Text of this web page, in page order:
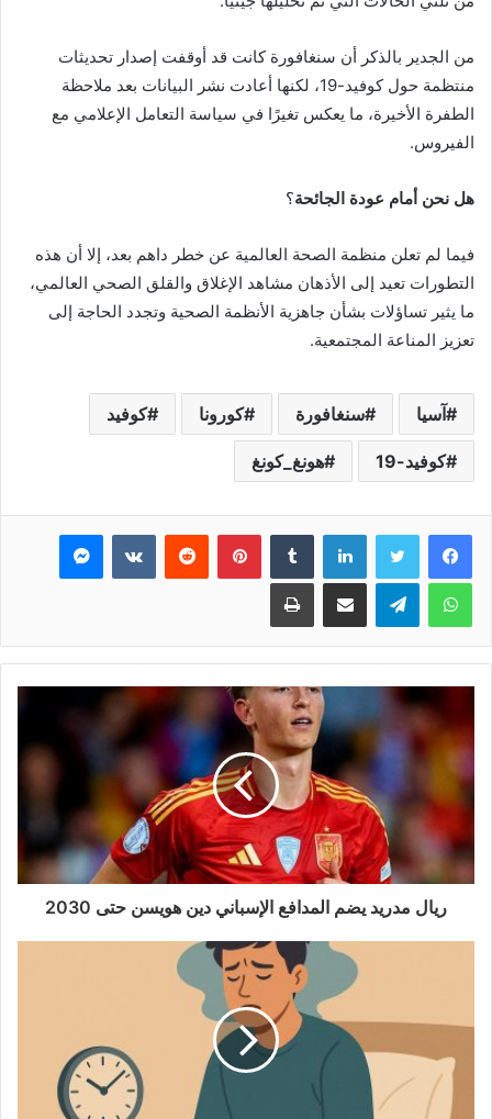
من الجدير بالذكر أن سنغافورة كانت قد أوقفت إصدار تحديثات
منتظمة حول كوفيد-19، لكنها أعادت نشر البيانات بعد ملاحظة
الطفرة الأخيرة، ما يعكس تغيرًا في سياسة التعامل الإعلامي مع
الفيروس.
هل نحن أمام عودة الجائحة؟
فيما لم تعلن منظمة الصحة العالمية عن خطر داهم بعد، إلا أن هذه
التطورات تعيد إلى الأذهان مشاهد الإغلاق والقلق الصحي العالمي،
ما يثير تساؤلات بشأن جاهزية الأنظمة الصحية وتجدد الحاجة إلى
تعزيز المناعة المجتمعية.
آسيا سنغافورة كورونا كوفيد
كوفيد-19 هونغ_كونغ
فيسبوك تويتر لينكدإن بينتيريست ماسنجر
واتساب تيلقرام مشاركة عبر البريد طباعة
ريال مدريد يضم المدافع الإسباني دين هويسن حتى 2030